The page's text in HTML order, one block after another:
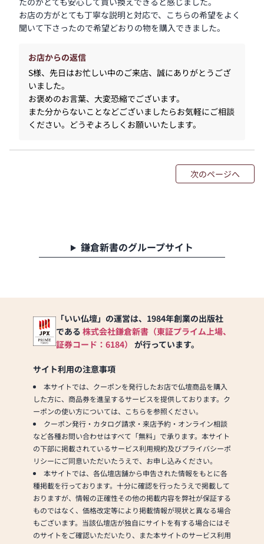
お店の方がとても丁寧な説明と対応で、こちらの希望をよく
聞いて下さったので希望どおりの物を購入できました。
お店からの返信
S様、先日はお忙しい中のご来店、誠にありがとうござ
いました。
お褒めのお言葉、大変恐縮でございます。
また分からないことなどございましたらお気軽にご相談
ください。どうぞよろしくお願いいたします。
次のページへ
鎌倉新書のグループサイト
「いい仏壇」の運営は、1984年創業の出版社
である 株式会社鎌倉新書（東証プライム上場、
証券コード：6184） が行っています。
サイト利用の注意事項
本サイトでは、クーポンを発行したお店で仏壇商品を購入
した方に、商品券を進呈するサービスを提供しております。ク
ーポンの使い方については、こちらを参照ください。
クーポン発行・カタログ請求・来店予約・オンライン相談
など各種お問い合わせはすべて「無料」で承ります。本サイト
の下部に掲載されているサービス利用規約及びプライバシーポ
リシーにご同意いただいたうえで、お申し込みください。
本サイトでは、各仏壇店舗から申告された情報をもとに各
種掲載を行っております。十分に確認を行ったうえで掲載して
おりますが、情報の正確性その他の掲載内容を弊社が保証する
ものではなく、価格改定等により掲載情報が現状と異なる場合
もございます。当該仏壇店が独自にサイトを有する場合にはそ
のサイトをご確認いただいたり、また本サイトのサービス利用